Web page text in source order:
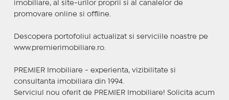
imobiliare, al site-urilor proprii si al canalelor de
promovare online si offline.
Descopera portofoliul actualizat si serviciile noastre pe
www.premierimobiliare.ro.
PREMIER Imobiliare - experienta, vizibilitate si
consultanta imobiliara din 1994.
Serviciul nou oferit de PREMIER Imobiliare! Solicita acum